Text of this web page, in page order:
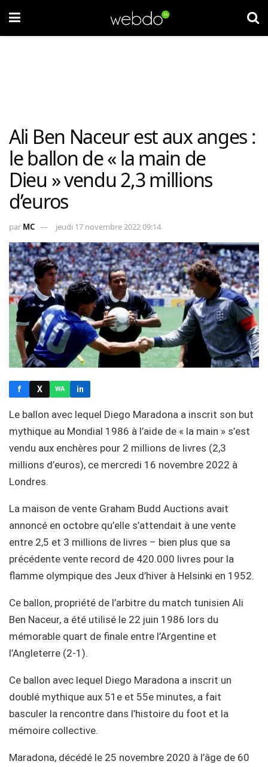
Ali Ben Naceur est aux anges :
le ballon de « la main de
Dieu » vendu 2,3 millions
d’euros
par MC jeudi 17 novembre 2022 09:14
f X WA in
Le ballon avec lequel Diego Maradona a inscrit son but
mythique au Mondial 1986 à l’aide de « la main » s’est
vendu aux enchères pour 2 millions de livres (2,3
millions d’euros), ce mercredi 16 novembre 2022 à
Londres.
La maison de vente Graham Budd Auctions avait
annoncé en octobre qu’elle s’attendait à une vente
entre 2,5 et 3 millions de livres – bien plus que sa
précédente vente record de 420.000 livres pour la
flamme olympique des Jeux d’hiver à Helsinki en 1952.
Ce ballon, propriété de l’arbitre du match tunisien Ali
Ben Naceur, a été utilisé le 22 juin 1986 lors du
mémorable quart de finale entre l’Argentine et
l’Angleterre (2-1).
Ce ballon avec lequel Diego Maradona a inscrit un
doublé mythique aux 51e et 55e minutes, a fait
basculer la rencontre dans l’histoire du foot et la
mémoire collective.
Maradona, décédé le 25 novembre 2020 à l’âge de 60